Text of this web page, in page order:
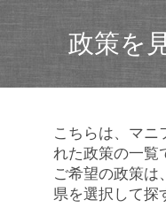
政策を
こちらは、マニ
れた政策の一覧
ご希望の政策は
県を選択して探